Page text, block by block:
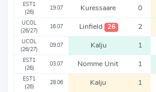
EST1
(26)
19.07 Kuressaare 0
UCOL
(26/27)
16.07 Linfield 26 2
UCOL
(26/27)
09.07 Kalju 1
EST1
(26)
03.07 Nomme Unit 1
EST1
(26)
28.06 Kalju 1